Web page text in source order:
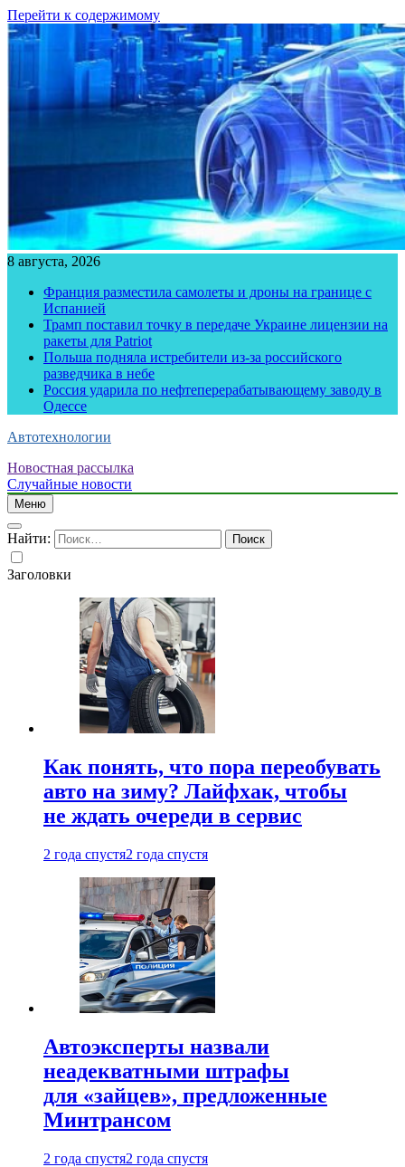
Перейти к содержимому
8 августа, 2026
Франция разместила самолеты и дроны на границе с
Испанией
Трамп поставил точку в передаче Украине лицензии на
ракеты для Patriot
Польша подняла истребители из-за российского
разведчика в небе
Россия ударила по нефтеперерабатывающему заводу в
Одессе
Автотехнологии
Новостная рассылка
Случайные новости
Меню
Найти:
Заголовки
Как понять, что пора переобувать
авто на зиму? Лайфхак, чтобы
не ждать очереди в сервис
2 года спустя2 года спустя
Автоэксперты назвали
неадекватными штрафы
для «зайцев», предложенные
Минтрансом
2 года спустя2 года спустя